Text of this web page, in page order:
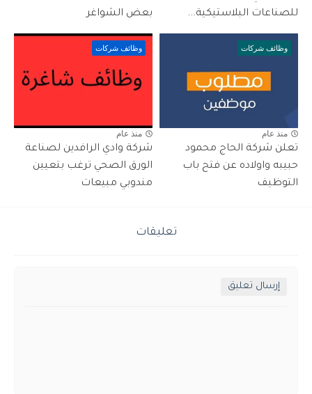
للصناعات البلاستيكية...
بعض الشواغر
وظائف شركات
منذ عام
تعلن شركة الحاج محمود
حبيبه واولاده عن فتح باب
التوظيف
وظائف شركات
منذ عام
شركة وادي الرافدين لصناعة
الورق الصحي ترغب بتعيين
مندوبي مبيعات
تعليقات
إرسال تعليق